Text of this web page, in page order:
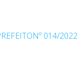
014/2022